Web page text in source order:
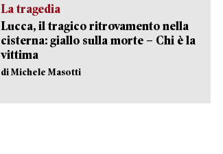
La tragedia
Lucca, il tragico ritrovamento nella
cisterna: giallo sulla morte – Chi è la
vittima
di Michele Masotti